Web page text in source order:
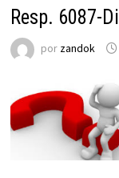
Resp. 6087-
por zandok